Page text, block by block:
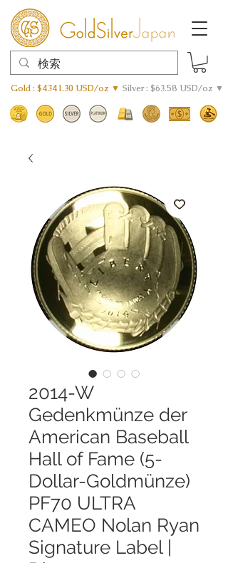
Gold : $4341.30 USD/oz ▼ Silver : $63.58 USD/oz ▼
2014-W
Gedenkmünze der
American Baseball
Hall of Fame (5-
Dollar-Goldmünze)
PF70 ULTRA
CAMEO Nolan Ryan
Signature Label |